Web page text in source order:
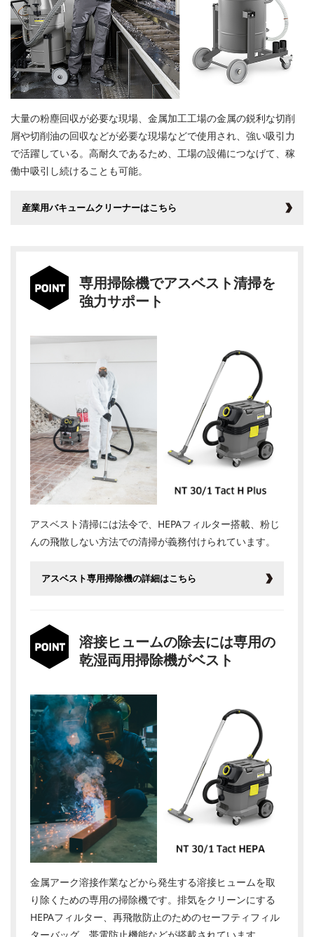
大量の粉塵回収が必要な現場、金属加工工場の金属の鋭利な切削
屑や切削油の回収などが必要な現場などで使用され、強い吸引力
で活躍している。高耐久であるため、工場の設備につなげて、稼
働中吸引し続けることも可能。
産業用バキュームクリーナーはこちら
専用掃除機でアスベスト清掃を
強力サポート
アスベスト清掃には法令で、HEPAフィルター搭載、粉じ
んの飛散しない方法での清掃が義務付けられています。
アスベスト専用掃除機の詳細はこちら
溶接ヒュームの除去には専用の
乾湿両用掃除機がベスト
金属アーク溶接作業などから発生する溶接ヒュームを取
り除くための専用の掃除機です。排気をクリーンにする
HEPAフィルター、再飛散防止のためのセーフティフィル